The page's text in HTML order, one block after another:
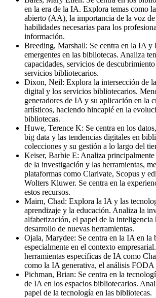
en la era de la IA. Explora temas como
abierto (AA), la importancia de la voz
habilidades necesarias para los
información.
Breeding, Marshall: Se centra en la IA y
emergentes en las bibliotecas. Analiza
capacidades, servicios de
servicios bibliotecarios.
Dixon, Neil: Explora la intersección de
digital y los servicios bibliotecarios.
generadores de IA y su aplicación en la
artísticos, haciendo hincapié en la
bibliotecas.
Huwe, Terence K: Se centra en los
big data y las tendencias digitales en
colecciones y su gestión a lo largo del
Keiser, Barbie E: Analiza
de la investigación y las herramientas,
plataformas como Clarivate, Scopus y
Wolters Kluwer. Se centra en la
estos recursos.
Mairn, Chad: Explora la IA y las
aprendizaje y la educación. Analiza la
alfabetización, el papel de la inteligencia
desarrollo de nuevas herramientas.
Ojala, Marydee: Se centra en la IA en la
especialmente en el contexto
herramientas específicas de IA como
como la IA generativa, el análisis FODA
Pichman, Brian: Se centra en la
de IA en los espacios bibliotecarios.
papel de la tecnología en las bibliotecas.